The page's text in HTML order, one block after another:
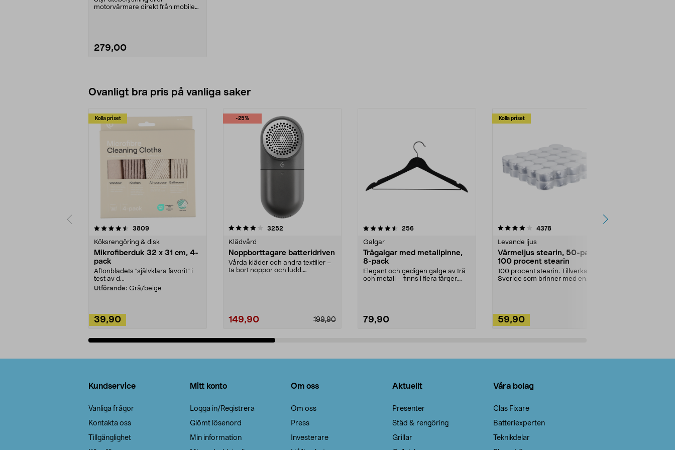
motorvärmare direkt från mobilen.
279,00
Ovanligt bra pris på vanliga saker
Kolla priset
3809recensioner
Köksrengöring & disk
Mikrofiberduk 32 x 31 cm, 4-
pack
Aftonbladets "självklara favorit” i
test av d...
Utförande: Grå/beige
39,90
-25%
4.0av 5 stjärnor 3252
Klädvård
Noppborttagare batteridriven
Vårda kläder och andra textilier –
ta bort noppor och ludd.
199,90
149,90
4.5av 5 stjärnor 256recensioner
Galgar
Trägalgar med metallpinne,
8-pack
Elegant och gedigen galge av trä
och metall – finns i flera färger.
79,90
Kolla priset
4.0av 5 stjärnor 4378recensioner
Levande ljus
Värmeljus stearin, 50-pack,
100 procent stearin
100 procent stearin. Tillverkade i
Sverige som brinner med en
59,90
4.5av 5 stjärnor
Kundservice
Vanliga frågor
Kontakta oss
Tillgänglighet
Mitt konto
Logga in/Registrera
Glömt lösenord
Min information
Om oss
Om oss
Press
Investerare
Aktuellt
Presenter
Städ & rengöring
Grillar
Våra bolag
Clas Fixare
Batteriexperten
Teknikdelar